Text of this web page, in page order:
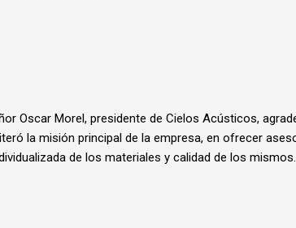
Oscar Morel, presidente de Cielos Acústicos,
la misión principal de la empresa, en ofrecer
de los materiales y calidad de los mismos.